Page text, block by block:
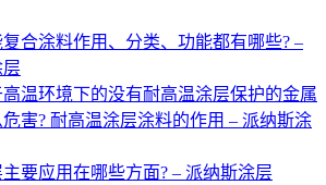
合涂料作用、分类、功能都有哪些? –
温环境下的没有耐高温涂层保护的金属
害? 耐高温涂层涂料的作用 – 派纳斯涂
要应用在哪些方面? – 派纳斯涂层